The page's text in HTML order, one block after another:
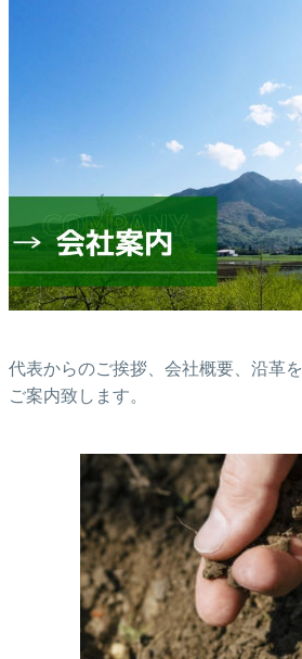
代表からのご挨拶、会社概要、沿革を
ご案内致します。